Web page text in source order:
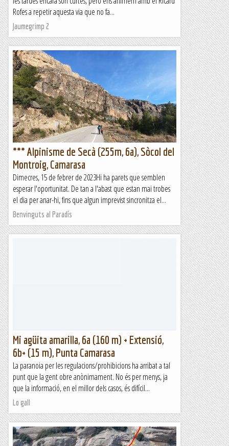
Rofes a repetir aquesta via que no fa...
Jaumegrimp 2
*** Alpinisme de Secà (255m, 6a), Sòcol del
Montroig, Camarasa
Dimecres, 15 de febrer de 2023Hi ha parets que semblen
esperar l'oportunitat. De tan a l'abast que estan mai trobes
el dia per anar-hi, fins que algun imprevist sincronitza el...
Benvinguts al Paradís
Mi agüita amarilla, 6a (160 m) + Extensió,
6b+ (15 m), Punta Camarasa
La paranoia per les regulacions/prohibicions ha arribat a tal
punt que la gent obre anònimament. No és per menys, ja
que la informació, en el millor dels casos, és difícil...
Lo gall